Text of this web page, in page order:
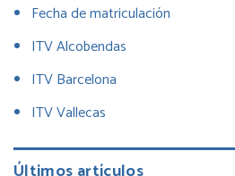
Fecha de matriculación
ITV Alcobendas
ITV Barcelona
ITV Vallecas